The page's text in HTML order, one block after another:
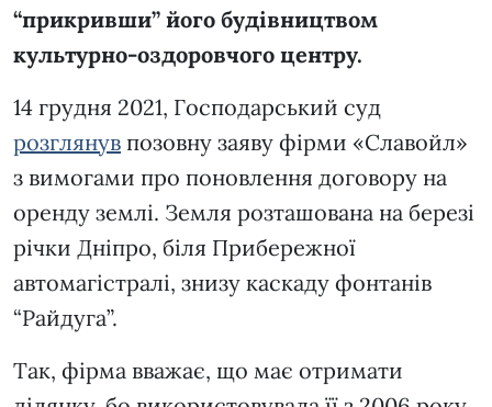
“прикривши” його будівництвом
культурно-оздоровчого центру.
14 грудня 2021, Господарський суд
розглянув позовну заяву фірми «Славойл»
з вимогами про поновлення договору на
оренду землі. Земля розташована на березі
річки Дніпро, біля Прибережної
автомагістралі, знизу каскаду фонтанів
“Райдуга”.
Так, фірма вважає, що має отримати